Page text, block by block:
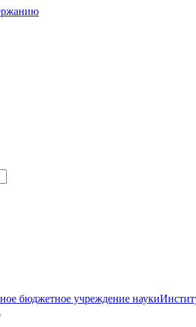
бюджетное учреждение науки